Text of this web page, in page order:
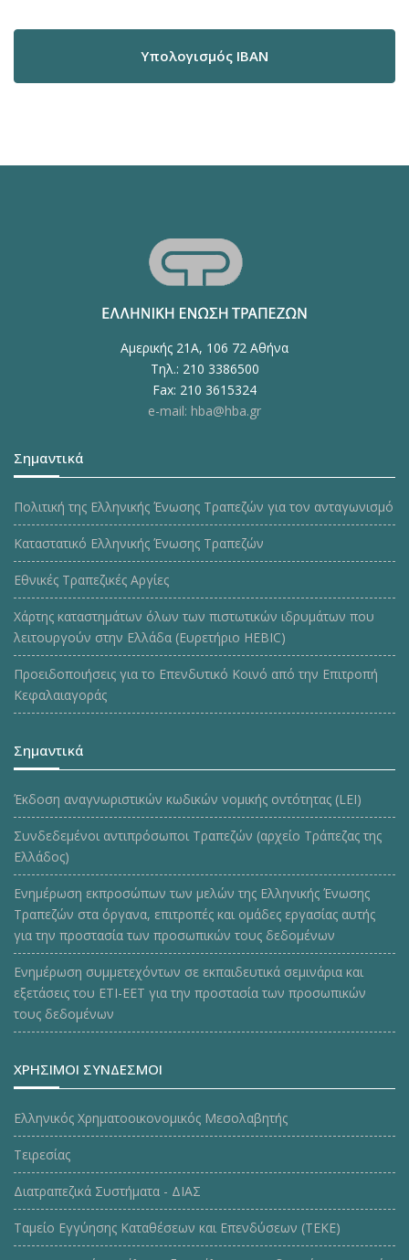
Υπολογισμός IBAN
Αμερικής 21Α, 106 72 Αθήνα
Τηλ.: 210 3386500
Fax: 210 3615324
e-mail: hba@hba.gr
Σημαντικά
Πολιτική της Ελληνικής Ένωσης Τραπεζών για τον ανταγωνισμό
Καταστατικό Ελληνικής Ένωσης Τραπεζών
Εθνικές Τραπεζικές Αργίες
Χάρτης καταστημάτων όλων των πιστωτικών ιδρυμάτων που
λειτουργούν στην Ελλάδα (Ευρετήριο HEBIC)
Προειδοποιήσεις για το Επενδυτικό Κοινό από την Επιτροπή
Κεφαλαιαγοράς
Σημαντικά
Έκδοση αναγνωριστικών κωδικών νομικής οντότητας (LEI)
Συνδεδεμένοι αντιπρόσωποι Τραπεζών (αρχείο Τράπεζας της
Ελλάδος)
Ενημέρωση εκπροσώπων των μελών της Ελληνικής Ένωσης
Τραπεζών στα όργανα, επιτροπές και ομάδες εργασίας αυτής
για την προστασία των προσωπικών τους δεδομένων
Ενημέρωση συμμετεχόντων σε εκπαιδευτικά σεμινάρια και
εξετάσεις του ΕΤΙ-ΕΕΤ για την προστασία των προσωπικών
τους δεδομένων
ΧΡΗΣΙΜΟΙ ΣΥΝΔΕΣΜΟΙ
Ελληνικός Χρηματοοικονομικός Μεσολαβητής
Τειρεσίας
Διατραπεζικά Συστήματα - ΔΙΑΣ
Ταμείο Εγγύησης Καταθέσεων και Επενδύσεων (ΤΕΚE)